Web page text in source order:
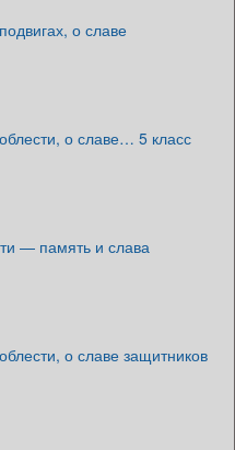
о славе
о славе… 5 класс
— память и слава
о славе защитников